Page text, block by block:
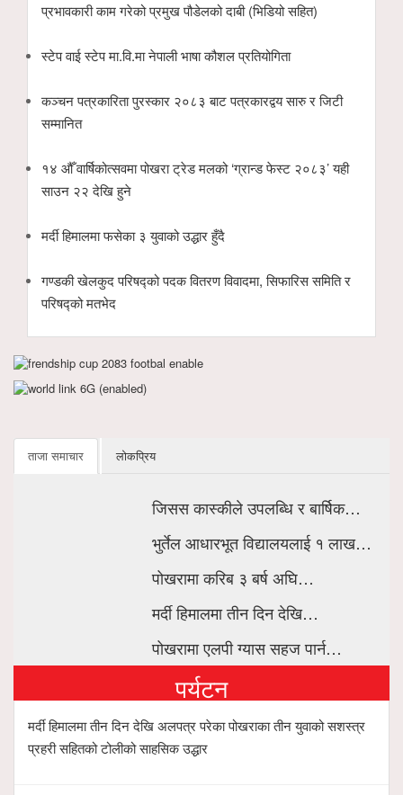
प्रभावकारी काम गरेको प्रमुख पौडेलको दाबी (भिडियो सहित)
स्टेप वाई स्टेप मा.वि.मा नेपाली भाषा कौशल प्रतियोगिता
कञ्चन पत्रकारिता पुरस्कार २०८३ बाट पत्रकारद्वय सारु र जिटी
सम्मानित
१४ औँ वार्षिकोत्सवमा पोखरा ट्रेड मलको ‘ग्रान्ड फेस्ट २०८३’ यही
साउन २२ देखि हुने
मर्दी हिमालमा फसेका ३ युवाको उद्धार हुँदै
गण्डकी खेलकुद परिषद्को पदक वितरण विवादमा, सिफारिस समिति र
परिषद्को मतभेद
ताजा समाचार लोकप्रिय
जिसस कास्कीले उपलब्धि र बार्षिक…
भुर्तेल आधारभूत विद्यालयलाई १ लाख…
पोखरामा करिब ३ बर्ष अघि…
मर्दी हिमालमा तीन दिन देखि…
पोखरामा एलपी ग्यास सहज पार्न…
पर्यटन
मर्दी हिमालमा तीन दिन देखि अलपत्र परेका पोखराका तीन युवाको सशस्त्र
प्रहरी सहितको टोलीको साहसिक उद्धार